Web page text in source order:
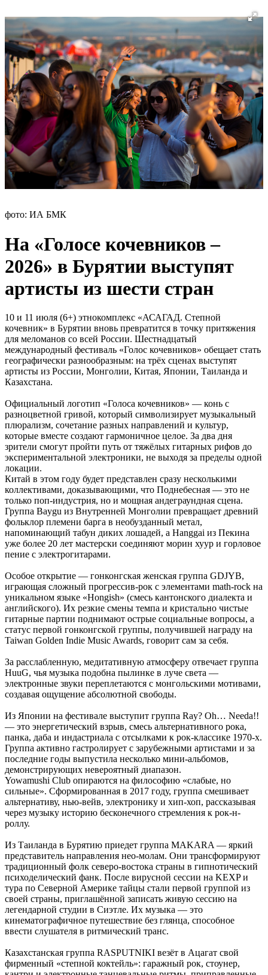
фото: ИА БМК
На «Голосе кочевников –
2026» в Бурятии выступят
артисты из шести стран
10 и 11 июля (6+) этнокомплекс «АСАГАД. Степной
кочевник» в Бурятии вновь превратится в точку притяжения
для меломанов со всей России. Шестнадцатый
международный фестиваль «Голос кочевников» обещает стать
географически разнообразным: на трёх сценах выступят
артисты из России, Монголии, Китая, Японии, Таиланда и
Казахстана.
Официальный логотип «Голоса кочевников» — конь с
разноцветной гривой, который символизирует музыкальный
плюрализм, сочетание разных направлений и культур,
которые вместе создают гармоничное целое. За два дня
зрители смогут пройти путь от тяжёлых гитарных рифов до
экспериментальной электроники, не выходя за пределы одной
локации.
Китай в этом году будет представлен сразу несколькими
коллективами, доказывающими, что Поднебесная — это не
только поп-индустрия, но и мощная андеграундная сцена.
Группа Baygu из Внутренней Монголии превращает древний
фольклор племени барга в необузданный метал,
напоминающий табун диких лошадей, а Hanggai из Пекина
уже более 20 лет мастерски соединяют морин хуур и горловое
пение с электрогитарами.
Особое открытие — гонконгская женская группа GDJYB,
играющая сложный прогрессив-рок с элементами math-rock на
уникальном языке «Hongish» (смесь кантонского диалекта и
английского). Их резкие смены темпа и кристально чистые
гитарные партии поднимают острые социальные вопросы, а
статус первой гонконгской группы, получившей награду на
Taiwan Golden Indie Music Awards, говорит сам за себя.
За расслабленную, медитативную атмосферу отвечает группа
HuuG, чья музыка подобна пылинке в луче света —
электронные звуки переплетаются с монгольскими мотивами,
создавая ощущение абсолютной свободы.
Из Японии на фестивале выступит группа Ray? Oh… Needa!!
— это энергетический взрыв, смесь альтернативного рока,
панка, даба и индастриала с отсылками к рок-классике 1970-х.
Группа активно гастролирует с зарубежными артистами и за
последние годы выпустила несколько мини-альбомов,
демонстрирующих невероятный диапазон.
Yowamushi Club опираются на философию «слабые, но
сильные». Сформированная в 2017 году, группа смешивает
альтернативу, нью-вейв, электронику и хип-хоп, рассказывая
через музыку историю бесконечного стремления к рок-н-
роллу.
Из Таиланда в Бурятию приедет группа MAKARA — яркий
представитель направления нео-молам. Они трансформируют
традиционный фолк северо-востока страны в гипнотический
психоделический фанк. После вирусной сессии на KEXP и
тура по Северной Америке тайцы стали первой группой из
своей страны, приглашённой записать живую сессию на
легендарной студии в Сиэтле. Их музыка — это
кинематографичное путешествие без глянца, способное
ввести слушателя в ритмический транс.
Казахстанская группа RASPUTNIKI везёт в Ацагат свой
фирменный «степной коктейль»: гаражный рок, стоунер,